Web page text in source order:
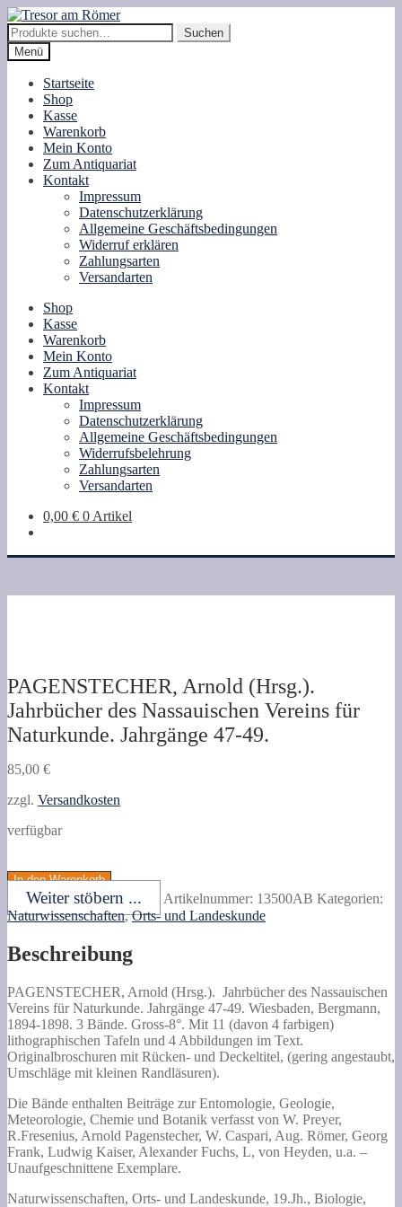
Zur
Navigation
springen
Zum
Inhalt
springen
Suche
nach:
Suchen
Menü
Startseite
Shop
Kasse
Warenkorb
Mein Konto
Zum Antiquariat
Kontakt
Impressum
Datenschutzerklärung
Allgemeine Geschäftsbedingungen
Widerruf erklären
Zahlungsarten
Versandarten
Shop
Kasse
Warenkorb
Mein Konto
Zum Antiquariat
Kontakt
Impressum
Datenschutzerklärung
Allgemeine Geschäftsbedingungen
Widerrufsbelehrung
Zahlungsarten
Versandarten
0,00 € 0 Artikel
PAGENSTECHER, Arnold (Hrsg.).
Jahrbücher des Nassauischen Vereins für
Naturkunde. Jahrgänge 47-49.
85,00 €
zzgl. Versandkosten
verfügbar
Arnold
(Hrsg.).
Jahrbücher
des
Vereins
Naturkunde.
Jahrgänge
47-
49.
Menge
In den Warenkorb
Weiter stöbern ... Artikelnummer: 13500AB Kategorien:
Naturwissenschaften,Orts- und Landeskunde
Beschreibung
PAGENSTECHER, Arnold (Hrsg.). Jahrbücher des Nassauischen
Vereins für Naturkunde. Jahrgänge 47-49. Wiesbaden, Bergmann,
1894-1898. 3 Bände. Gross-8°. Mit 11 (davon 4 farbigen)
lithographischen Tafeln und 4 Abbildungen im Text.
Originalbroschuren mit Rücken- und Deckeltitel, (gering angestaubt,
Umschläge mit kleinen Randläsuren).
Die Bände enthalten Beiträge zur Entomologie, Geologie,
Meteorologie, Chemie und Botanik verfasst von W. Preyer,
R.Fresenius, Arnold Pagenstecher, W. Caspari, Aug. Römer, Georg
Frank, Ludwig Kaiser, Alexander Fuchs, L, von Heyden, u.a. –
Unaufgeschnittene Exemplare.
Naturwissenschaften, Orts- und Landeskunde, 19.Jh., Biologie,